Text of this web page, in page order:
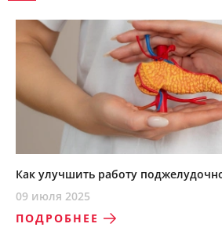
Как улучшить работу
09 июля 2025
ПОДРОБНЕЕ